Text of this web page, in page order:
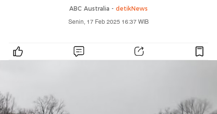
ABC Australia - detikNews
Senin, 17 Feb 2025 16:37 WIB